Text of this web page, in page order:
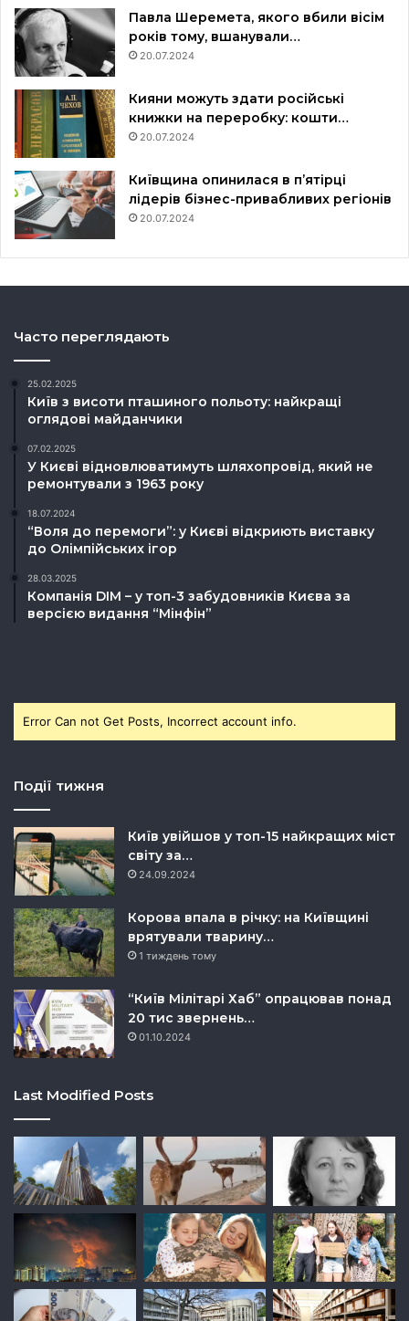
Павла Шеремета, якого вбили вісім
років тому, вшанували…
20.07.2024
Кияни можуть здати російські
книжки на переробку: кошти…
20.07.2024
Київщина опинилася в пʼятірці
лідерів бізнес-привабливих регіонів
20.07.2024
Часто переглядають
25.02.2025
Київ з висоти пташиного польоту: найкращі
оглядові майданчики
07.02.2025
У Києві відновлюватимуть шляхопровід, який не
ремонтували з 1963 року
18.07.2024
“Воля до перемоги”: у Києві відкриють виставку
до Олімпійських ігор
28.03.2025
Компанія DIM – у топ-3 забудовників Києва за
версією видання “Мінфін”
Error Can not Get Posts, Incorrect account info.
Події тижня
Київ увійшов у топ-15 найкращих міст
світу за…
24.09.2024
Корова впала в річку: на Київщині
врятували тварину…
1 тиждень тому
“Київ Мілітарі Хаб” опрацював понад
20 тис звернень…
01.10.2024
Last Modified Posts